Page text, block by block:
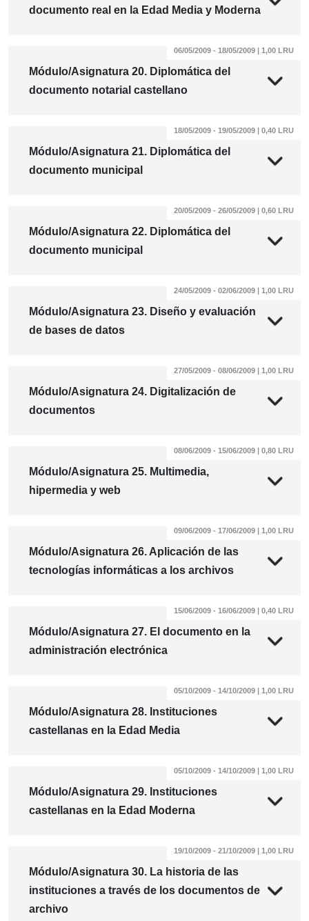
documento real en la Edad Media y Moderna
Módulo/Asignatura 20. Diplomática del
documento notarial castellano
06/05/2009 - 18/05/2009 | 1,00 LRU
Módulo/Asignatura 21. Diplomática del
documento municipal
18/05/2009 - 19/05/2009 | 0,40 LRU
Módulo/Asignatura 22. Diplomática del
documento municipal
20/05/2009 - 26/05/2009 | 0,60 LRU
Módulo/Asignatura 23. Diseño y evaluación
de bases de datos
24/05/2009 - 02/06/2009 | 1,00 LRU
Módulo/Asignatura 24. Digitalización de
documentos
27/05/2009 - 08/06/2009 | 1,00 LRU
Módulo/Asignatura 25. Multimedia,
hipermedia y web
08/06/2009 - 15/06/2009 | 0,80 LRU
Módulo/Asignatura 26. Aplicación de las
tecnologías informáticas a los archivos
09/06/2009 - 17/06/2009 | 1,00 LRU
Módulo/Asignatura 27. El documento en la
administración electrónica
15/06/2009 - 16/06/2009 | 0,40 LRU
Módulo/Asignatura 28. Instituciones
castellanas en la Edad Media
05/10/2009 - 14/10/2009 | 1,00 LRU
Módulo/Asignatura 29. Instituciones
castellanas en la Edad Moderna
05/10/2009 - 14/10/2009 | 1,00 LRU
Módulo/Asignatura 30. La historia de las
instituciones a través de los documentos de
archivo
19/10/2009 - 21/10/2009 | 1,00 LRU